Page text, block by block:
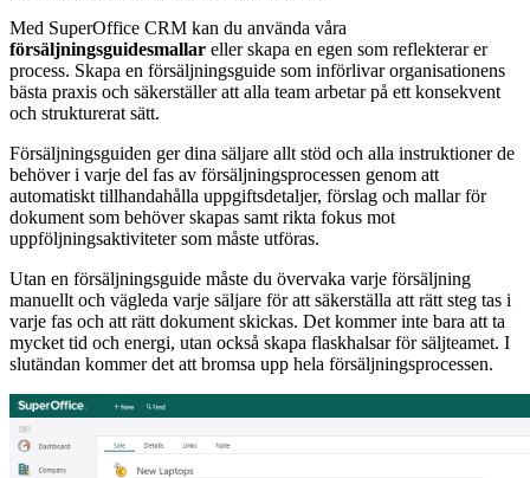
Med SuperOffice CRM kan du använda våra
försäljningsguidesmallar eller skapa en egen som reflekterar er
process. Skapa en försäljningsguide som införlivar organisationens
bästa praxis och säkerställer att alla team arbetar på ett konsekvent
och strukturerat sätt.
Försäljningsguiden ger dina säljare allt stöd och alla instruktioner de
behöver i varje del fas av försäljningsprocessen genom att
automatiskt tillhandahålla uppgiftsdetaljer, förslag och mallar för
dokument som behöver skapas samt rikta fokus mot
uppföljningsaktiviteter som måste utföras.
Utan en försäljningsguide måste du övervaka varje försäljning
manuellt och vägleda varje säljare för att säkerställa att rätt steg tas i
varje fas och att rätt dokument skickas. Det kommer inte bara att ta
mycket tid och energi, utan också skapa flaskhalsar för säljteamet. I
slutändan kommer det att bromsa upp hela försäljningsprocessen.